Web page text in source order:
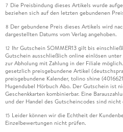
7 Die Preisbindung dieses Artikels wurde
beziehen sich auf den letzten gebundenen
8 Der gebundene Preis dieses Artikels wird
dargestellten Datums vom Verlag angehoben.
12 Ihr Gutschein SOMMER13 gilt bis
Gutschein ausschließlich online einlösen
zur Abholung mit Zahlung in der Filiale
gesetzlich preisgebundene Artikel
preisgebundene Kalender, tolino shine
Hugendubel Hörbuch Abo. Der Gutschein ist
Geschenkkarten kombinierbar. Eine
und der Handel des Gutscheincodes sind
15 Leider können wir die Echtheit der
Einzelbewertungen nicht prüfen.